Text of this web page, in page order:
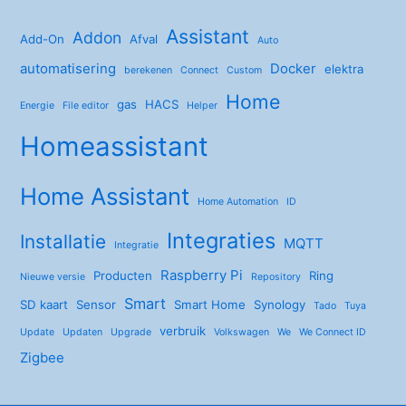
Add-On Addon Afval Assistant Auto
automatisering berekenen Connect Custom Docker elektra
Energie File editor gas HACS Helper Home
Homeassistant
Home Assistant Home Automation ID
Installatie Integratie Integraties MQTT
Nieuwe versie Producten Raspberry Pi Repository
Ring
SD kaart
Sensor Smart Smart Home Synology Tado Tuya
Update Updaten Upgrade verbruik Volkswagen We We Connect ID
Zigbee